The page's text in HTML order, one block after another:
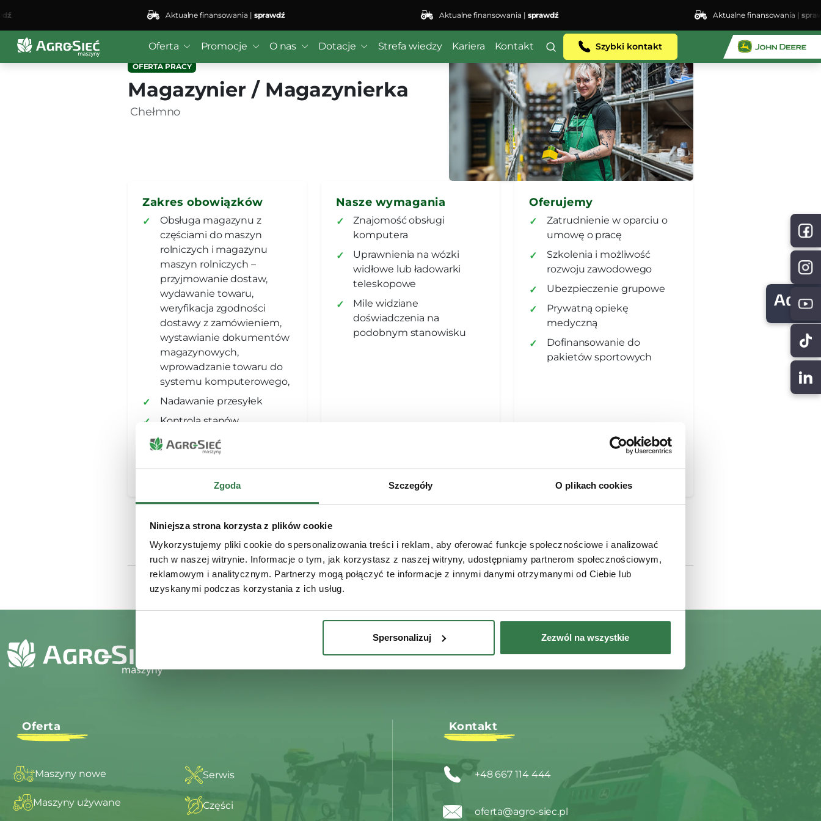
Zgoda Szczegóły O plikach cookies
Niniejsza strona korzysta z plików cookie
Wykorzystujemy pliki cookie do spersonalizowania treści i reklam, aby oferować funkcje społecznościowe i analizować
ruch w naszej witrynie. Informacje o tym, jak korzystasz z naszej witryny, udostępniamy partnerom społecznościowym,
reklamowym i analitycznym. Partnerzy mogą połączyć te informacje z innymi danymi otrzymanymi od Ciebie lub
uzyskanymi podczas korzystania z ich usług.
Spersonalizuj Zezwól na wszystkie
Aktualne finansowania |sprawdź Aktualne finansowania |sprawdź Aktualne finansowania |sprawdź
Oferta Promocje O nas Dotacje Strefa wiedzy Kariera Kontakt Szybki kontakt
OFERTA PRACY
Magazynier / Magazynierka
Chełmno
Zakres obowiązków
Obsługa magazynu z
częściami do maszyn
rolniczych i magazynu
maszyn rolniczych –
przyjmowanie dostaw,
wydawanie towaru,
weryfikacja zgodności
dostawy z zamówieniem,
wystawianie dokumentów
magazynowych,
wprowadzanie towaru do
systemu komputerowego,
Nadawanie przesyłek
Kontrola stanów
przeprowadzenie
Nasze wymagania
Znajomość obsługi
komputera
Uprawnienia na wózki
widłowe lub ładowarki
teleskopowe
Mile widziane
doświadczenia na
podobnym stanowisku
Oferujemy
Zatrudnienie w oparciu o
umowę o pracę
Szkolenia i możliwość
rozwoju zawodowego
Ubezpieczenie grupowe
Prywatną opiekę
medyczną
Dofinansowanie do
pakietów sportowych
Aplikuj teraz
Oferta
Maszyny nowe
Maszyny używane
Serwis
Części
Kontakt
+48 667 114 444
oferta@agro-siec.pl